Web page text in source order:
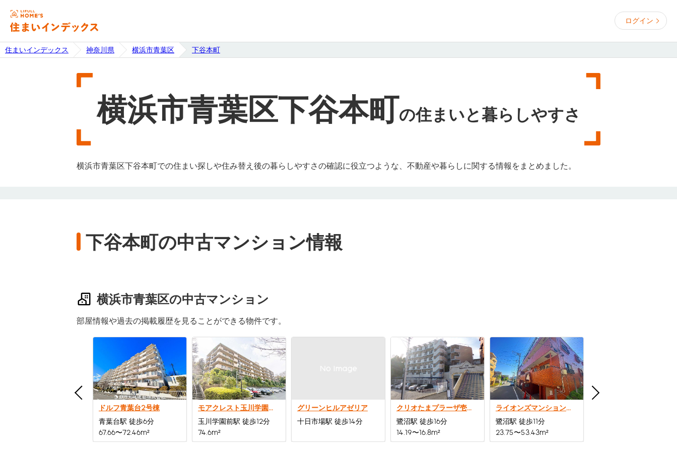
ログイン
住まいインデックス 神奈川県 横浜市青葉区 下谷本町
横浜市青葉区下谷本町の住まいと暮らしやすさ
横浜市青葉区下谷本町での住まい探しや住み替え後の暮らしやすさの確認に役立つような、不動産や暮らしに関する情報をまとめました。
下谷本町の中古マンション情報
横浜市青葉区の中古マンション
部屋情報や過去の掲載履歴を見ることができる物件です。
ドルフ青葉台2号棟
青葉台駅 徒歩6分
67.66〜72.46m²
モアクレスト玉川学園弐番館
玉川学園前駅 徒歩12分
74.6m²
グリーンヒルアゼリア
十日市場駅 徒歩14分
クリオたまプラーザ壱番館
鷺沼駅 徒歩16分
14.19〜16.8m²
ライオンズマンションたまプラーザ第5
鷺沼駅 徒歩11分
23.75〜53.43m²